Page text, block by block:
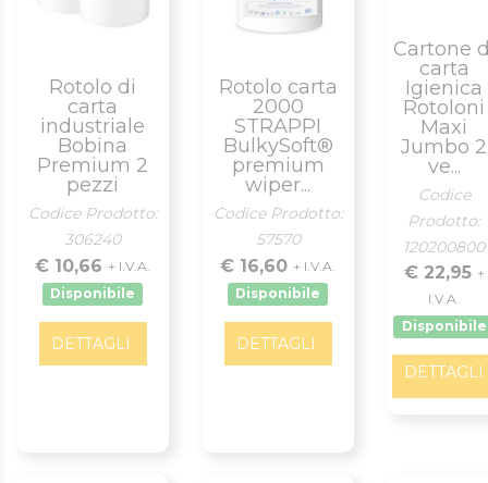
Rotolo di
carta
industriale
Bobina
Premium 2
pezzi
Codice Prodotto:
306240
€ 10,66 + I.V.A.
Disponibile
DETTAGLI
Rotolo carta
2000
STRAPPI
BulkySoft®
premium
wiper...
Codice Prodotto:
57570
€ 16,60 + I.V.A.
Disponibile
DETTAGLI
Cartone
carta
Igienica
Rotoloni
Maxi
Jumbo 2
ve...
Codice
Prodotto:
120200800
€ 22,95 +
I.V.A.
Disponibile
DETTAGLI